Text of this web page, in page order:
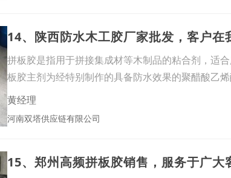
14、陕西防水木工胶厂家批发，客户在
拼板胶是指用于拼接集成材等木制品的粘合剂，适
板胶主剂为经特别制作的具备防水效果的聚醋酸乙
白色
黄经理
河南双塔供应链有限公司
15、郑州高频拼板胶销售，服务于广大